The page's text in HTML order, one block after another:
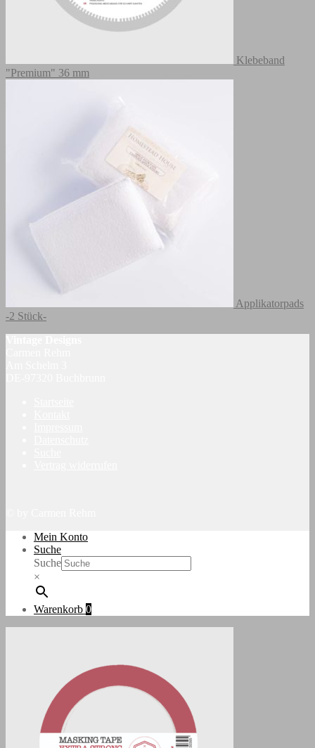
Klebeband
"Premium" 36 mm
Applikatorpads
-2 Stück-
Mein Konto
Suche
Suche
×
Warenkorb 0